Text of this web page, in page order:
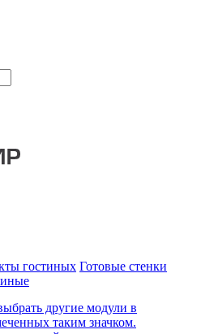
гостиных Готовые стенки
другие модули в
таким значком.